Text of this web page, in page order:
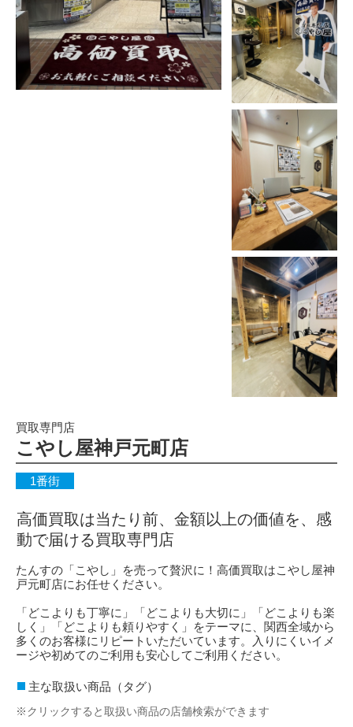
買取専門店
こやし屋神戸元町店
1番街
高価買取は当たり前、金額以上の価値を、感
動で届ける買取専門店
たんすの「こやし」を売って贅沢に！高価買取はこやし屋神
戸元町店にお任せください。
「どこよりも丁寧に」「どこよりも大切に」「どこよりも楽
しく」「どこよりも頼りやすく」をテーマに、関西全域から
多くのお客様にリピートいただいています。入りにくいイメ
ージや初めてのご利用も安心してご利用ください。
主な取扱い商品（タグ）
※クリックすると取扱い商品の店舗検索ができます